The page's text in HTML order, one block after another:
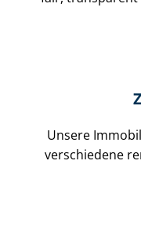
Unsere
verschiedene